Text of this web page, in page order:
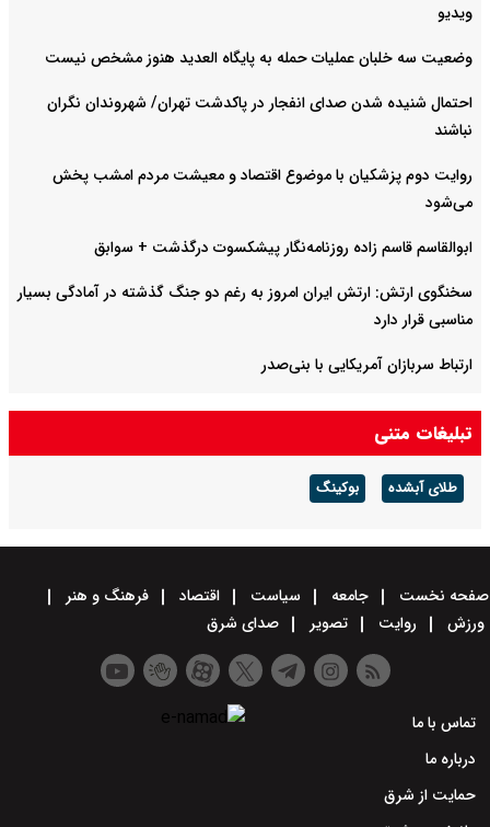
ویدیو
وضعیت سه خلبان عملیات حمله به پایگاه العدید هنوز مشخص نیست
احتمال شنیده شدن صدای انفجار در پاکدشت تهران/ شهروندان نگران
نباشند
روایت دوم پزشکیان با موضوع اقتصاد و معیشت مردم امشب پخش
می‌شود
ابوالقاسم قاسم زاده روزنامه‌نگار پیشکسوت درگذشت + سوابق
سخنگوی ارتش: ارتش ایران امروز به رغم دو جنگ گذشته در آمادگی بسیار
مناسبی قرار دارد
ارتباط سربازان آمریکایی با بنی‌صدر
روایت عبور از بحران
تبلیغات متنی
طلای آبشده بوکینگ
صفحه نخست جامعه سیاست اقتصاد
فرهنگ و هنر
ورزش
روایت تصویر صدای شرق
تماس با ما
درباره ما
حمایت از شرق